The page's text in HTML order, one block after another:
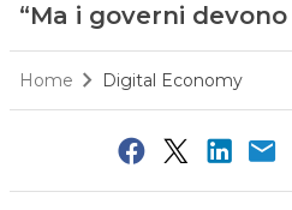
“Ma i governi
Home Digital Economy